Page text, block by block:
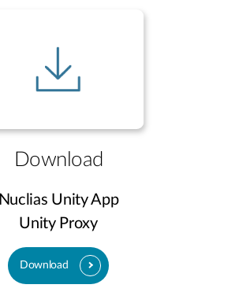
Download
Nuclias Unity App
Unity Proxy
Download